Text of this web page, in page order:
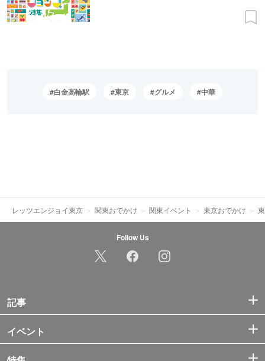
白金高輪駅 東京 グルメ 中華
レッツエンジョイ東京 関東おでかけ 関東イベント 東京おでかけ
Follow Us
記事
イベント